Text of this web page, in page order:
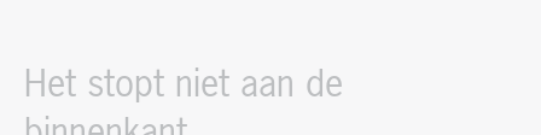
Het stopt niet aan de